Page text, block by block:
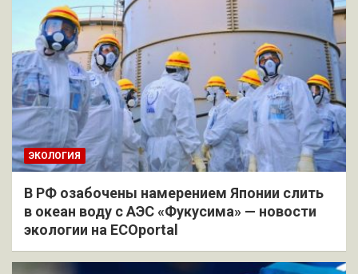
ЭКОЛОГИЯ
В РФ озабочены намерением Японии слить
в океан воду с АЭС «Фукусима» — новости
экологии на ECOportal